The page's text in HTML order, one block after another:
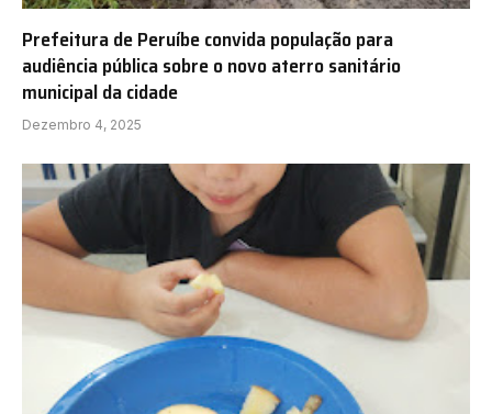
Prefeitura de Peruíbe convida população para
audiência pública sobre o novo aterro sanitário
municipal da cidade
Dezembro 4, 2025